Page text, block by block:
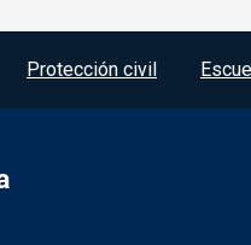
Protección civil